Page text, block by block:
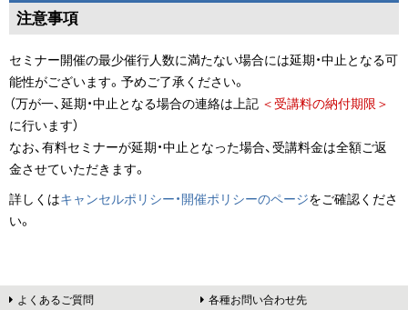
ペ
ー
ジ
の
ト
ッ
プ
へ
る
注意事項
セミナー開催の最少催行人数に満たない場合には延期・中止となる可
能性がございます。予めご了承ください。
（万が一、延期・中止となる場合の連絡は上記 ＜受講料の納付期限＞
に行います）
なお、有料セミナーが延期・中止となった場合、受講料金は全額ご返
金させていただきます。
詳しくはキャンセルポリシー・開催ポリシーのページをご確認くださ
い。
本 よくあるご質問
各種お問い合わせ先